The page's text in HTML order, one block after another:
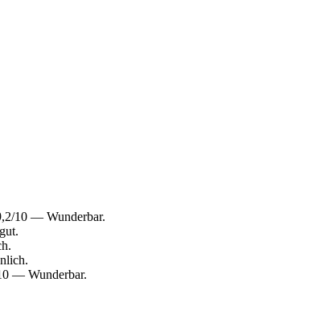
10 — Wunderbar.
— Wunderbar.